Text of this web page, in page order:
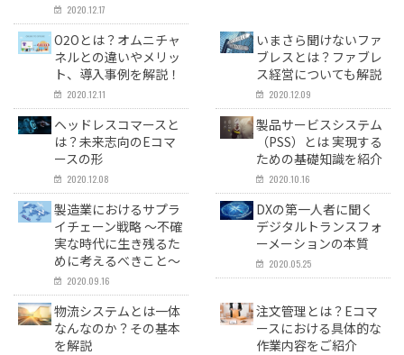
2020.12.17
O2Oとは？オムニチャ
ネルとの違いやメリッ
ト、導入事例を解説！
2020.12.11
いまさら聞けないファ
ブレスとは？ファブレ
ス経営についても解説
2020.12.09
ヘッドレスコマースと
は？未来志向のEコマ
ースの形
2020.12.08
製品サービスシステム
（PSS）とは 実現する
ための基礎知識を紹介
2020.10.16
製造業におけるサプラ
イチェーン戦略 〜不確
実な時代に生き残るた
めに考えるべきこと〜
2020.09.16
DXの第一人者に聞く
デジタルトランスフォ
ーメーションの本質
2020.05.25
物流システムとは一体
なんなのか？その基本
を解説
注文管理とは？Eコマ
ースにおける具体的な
作業内容をご紹介